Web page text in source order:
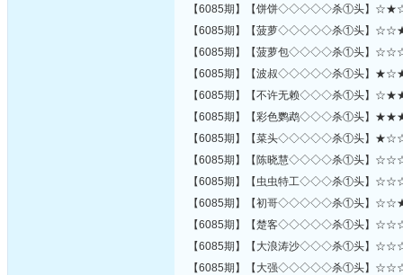
【6085期】【饼饼◇◇◇◇◇杀①
【6085期】【菠萝◇◇◇◇◇杀①
【6085期】【菠萝包◇◇◇◇杀
【6085期】【波叔◇◇◇◇◇杀①
【6085期】【不许无赖◇◇◇杀
【6085期】【彩色鹦鹉◇◇◇杀
【6085期】【菜头◇◇◇◇◇杀①
【6085期】【陈晓慧◇◇◇◇杀
【6085期】【虫虫特工◇◇◇杀
【6085期】【初哥◇◇◇◇◇杀①
【6085期】【楚客◇◇◇◇◇杀①
【6085期】【大浪涛沙◇◇◇杀
【6085期】【大强◇◇◇◇◇杀①